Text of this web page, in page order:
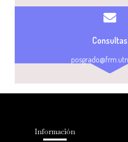
Consultas
Información